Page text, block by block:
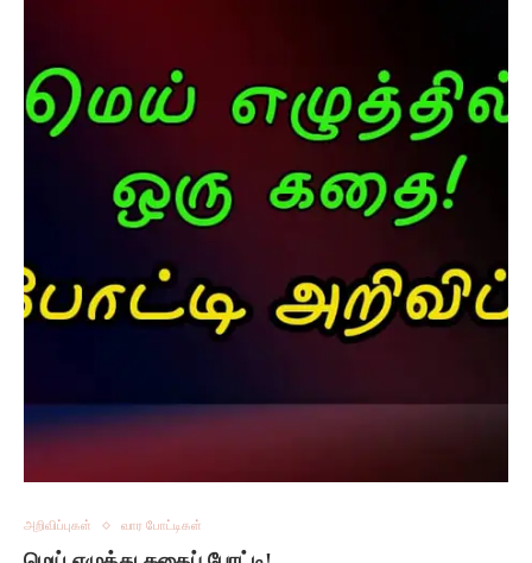
அறிவிப்புகள் வார போட்டிகள்